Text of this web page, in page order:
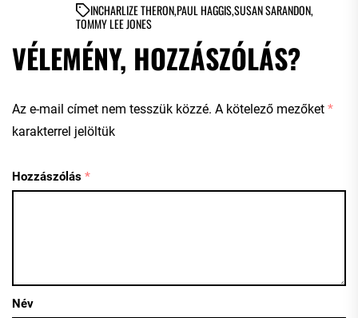
INCHARLIZE THERON,PAUL HAGGIS,SUSAN SARANDON,
TOMMY LEE JONES
VÉLEMÉNY, HOZZÁSZÓLÁS?
Az e-mail címet nem tesszük közzé. A kötelező mezőket *
karakterrel jelöltük
Hozzászólás *
Név